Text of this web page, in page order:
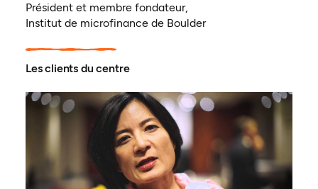
Président et membre fondateur,
Institut de microfinance de Boulder
Les clients du centre